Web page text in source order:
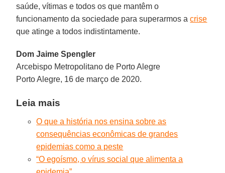
saúde, vítimas e todos os que mantêm o
funcionamento da sociedade para superarmos acrise
que atinge a todos indistintamente.
Dom Jaime Spengler
Arcebispo Metropolitano de Porto Alegre
Porto Alegre, 16 de março de 2020.
Leia mais
O que a história nos ensina sobre as
consequências econômicas de grandes
epidemias como a peste
“O egoísmo, o vírus social que alimenta a